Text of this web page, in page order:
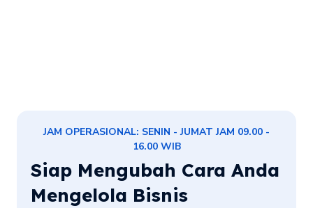
JAM OPERASIONAL: SENIN - JUMAT JAM 09.00 -
16.00 WIB
Siap Mengubah Cara Anda
Mengelola Bisnis